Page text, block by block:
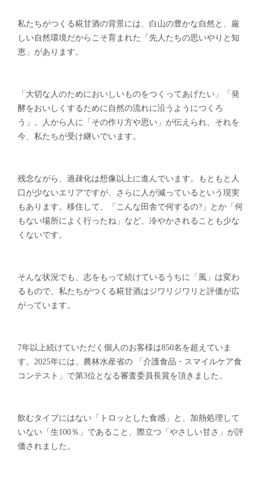
私たちがつくる糀甘酒の背景には、白山の豊かな自然と、厳
しい自然環境だからこそ育まれた「先人たちの思いやりと知
恵」があります。
「大切な人のためにおいしいものをつくってあげたい」「発
酵をおいしくするために自然の流れに沿うようにつくろ
う」。人から人に「その作り方や思い」が伝えられ、それを
今、私たちが受け継いでいます。
残念ながら、過疎化は想像以上に進んでいます。もともと人
口が少ないエリアですが、さらに人が減っているという現実
もあります。移住して、「こんな田舎で何するの?」とか「何
もない場所によく行ったね」など、冷やかされることも少な
くないです。
そんな状況でも、志をもって続けているうちに「風」は変わ
るもので、私たちがつくる糀甘酒はジワリジワリと評価が広
がっています。
7年以上続けていただく個人のお客様は850名を超えていま
す。2025年には、農林水産省の 「介護食品・スマイルケア食
コンテスト」で第3位となる審査委員長賞を頂きました。
飲むタイプにはない「トロッとした食感」と、加熱処理して
いない「生100％」であること、際立つ「やさしい甘さ」が評
価されました。